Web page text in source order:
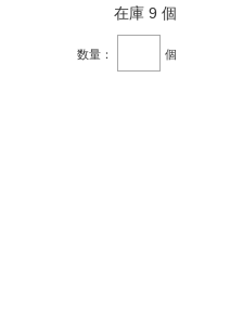
在庫 9 個
数量： 個